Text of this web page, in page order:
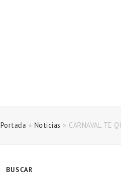
Portada » Noticias » CARNAVAL TE
BUSCAR